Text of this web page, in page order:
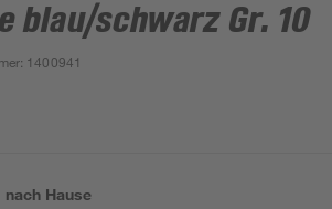
blau/schwarz Gr. 10
: 1400941
nach Hause